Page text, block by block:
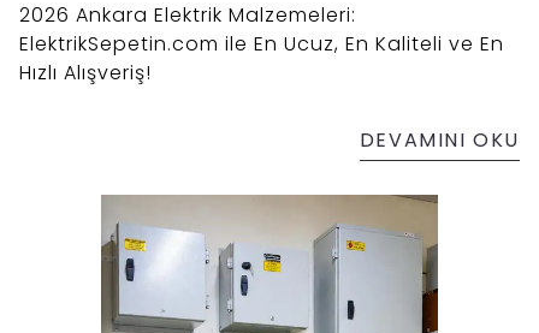
2026 Ankara Elektrik Malzemeleri:
ElektrikSepetin.com ile En Ucuz, En Kaliteli ve En
Hızlı Alışveriş!
DEVAMINI OKU